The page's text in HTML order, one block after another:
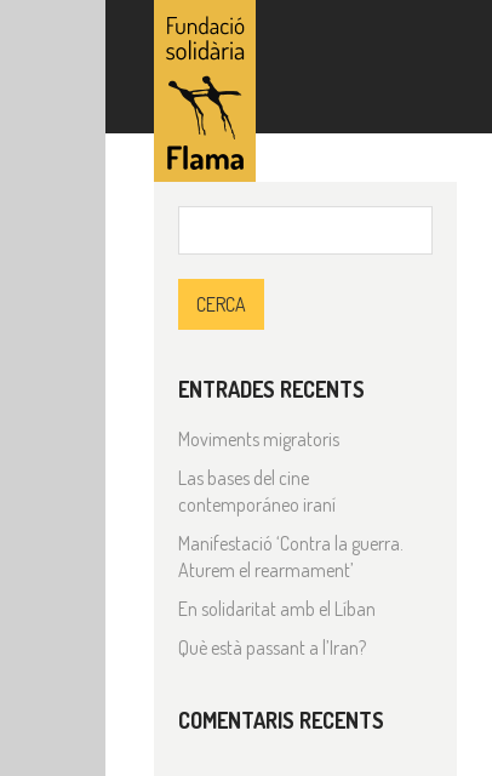
ENTRADES RECENTS
Moviments migratoris
Las bases del cine
contemporáneo iraní
Manifestació ‘Contra la guerra.
Aturem el rearmament’
En solidaritat amb el Líban
Què està passant a l’Iran?
COMENTARIS RECENTS